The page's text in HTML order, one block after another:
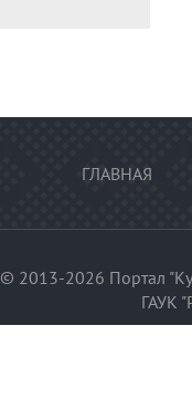
ГЛАВНАЯ
© 2013-2026 Портал
ГАУК